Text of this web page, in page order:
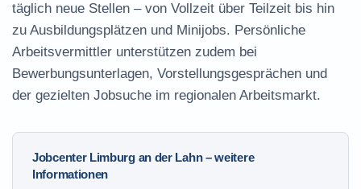
täglich neue Stellen – von Vollzeit über Teilzeit bis hin
zu Ausbildungsplätzen und Minijobs. Persönliche
Arbeitsvermittler unterstützen zudem bei
Bewerbungsunterlagen, Vorstellungsgesprächen und
der gezielten Jobsuche im regionalen Arbeitsmarkt.
Jobcenter Limburg an der Lahn – weitere
Informationen